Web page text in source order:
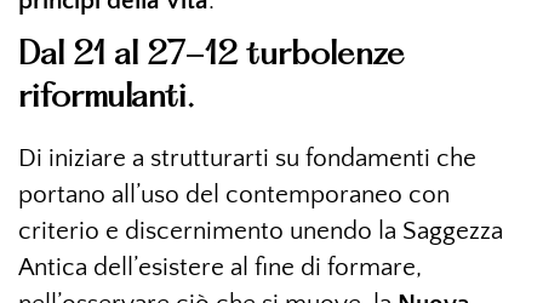
Dal 21 al 27-12 turbolenze
riformulanti.
Di iniziare a strutturarti su fondamenti che
portano all’uso del contemporaneo con
criterio e discernimento unendo la Saggezza
Antica dell’esistere al fine di formare,